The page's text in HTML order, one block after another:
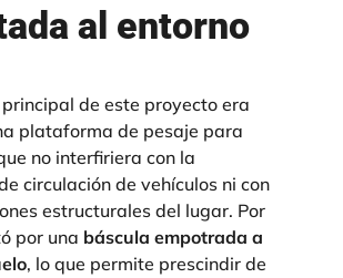
al entorno
de este proyecto era
plataforma de pesaje para
no interfiriera con la
circulación de vehículos ni con
estructurales del lugar. Por
por una báscula empotrada a
, lo que permite prescindir de